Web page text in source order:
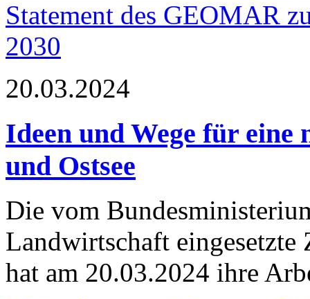
Statement des GEOMAR
2030
20.03.2024
Ideen und Wege für
und Ostsee
Die vom
Landwirtschaft
hat am 20.03.2024 ihre